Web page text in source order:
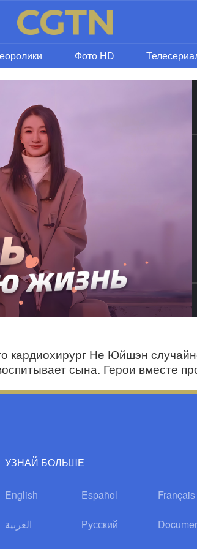
Фото HD
кардиохирург Не Юйшэн
сына. Герои вместе
УЗНАЙ БОЛЬШЕ
English Español Français
العربية Русский